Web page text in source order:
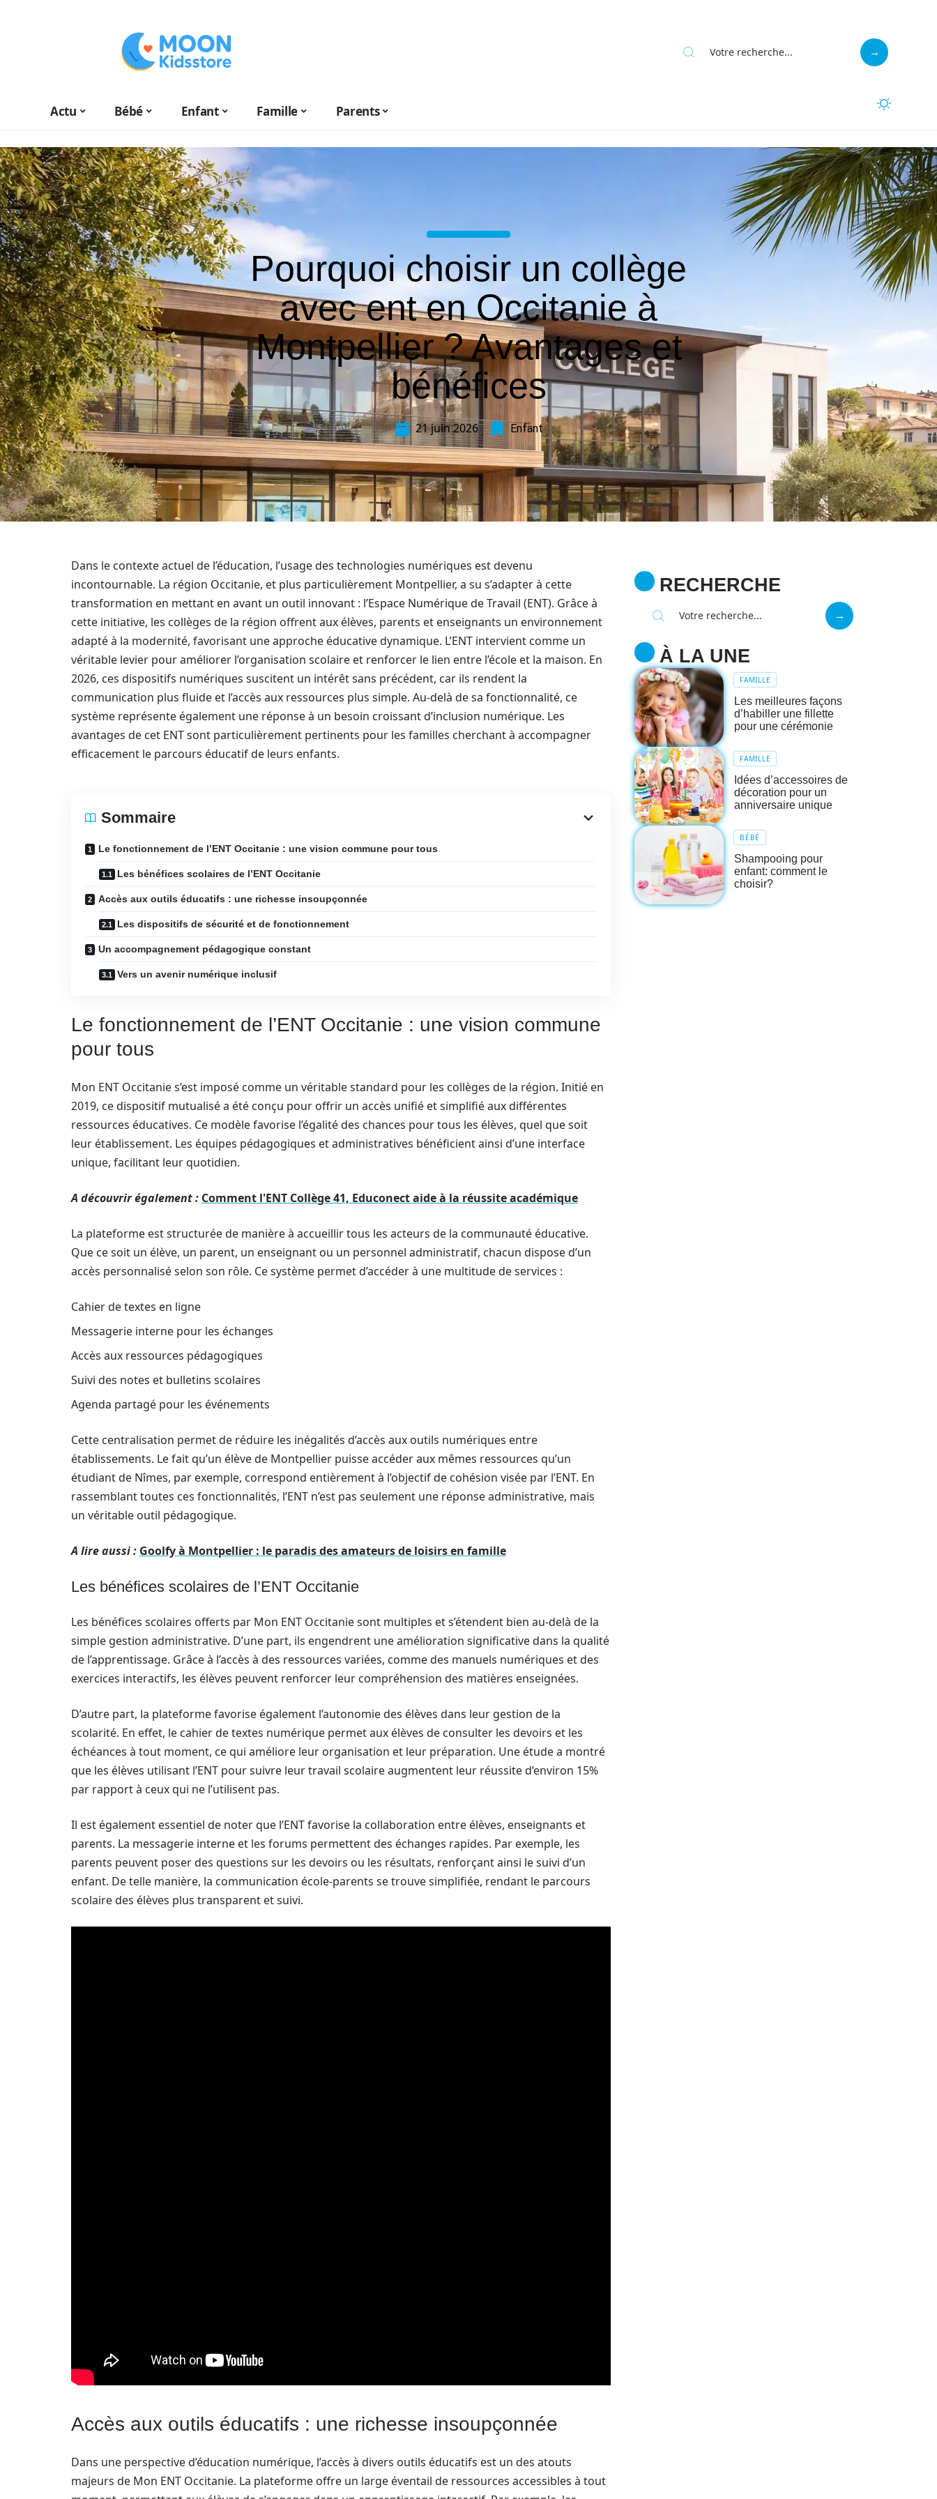
Actu Bébé Enfant Famille Parents
Pourquoi choisir un collège
avec ent en Occitanie à
Montpellier ? Avantages et
bénéfices
21 juin 2026 Enfant
Dans le contexte actuel de l’éducation, l’usage des technologies numériques est devenu
incontournable. La région Occitanie, et plus particulièrement Montpellier, a su s’adapter à cette
transformation en mettant en avant un outil innovant : l’Espace Numérique de Travail (ENT). Grâce à
cette initiative, les collèges de la région offrent aux élèves, parents et enseignants un environnement
adapté à la modernité, favorisant une approche éducative dynamique. L’ENT intervient comme un
véritable levier pour améliorer l’organisation scolaire et renforcer le lien entre l’école et la maison. En
2026, ces dispositifs numériques suscitent un intérêt sans précédent, car ils rendent la
communication plus fluide et l’accès aux ressources plus simple. Au-delà de sa fonctionnalité, ce
système représente également une réponse à un besoin croissant d’inclusion numérique. Les
avantages de cet ENT sont particulièrement pertinents pour les familles cherchant à accompagner
efficacement le parcours éducatif de leurs enfants.
Sommaire
Le fonctionnement de l’ENT Occitanie : une vision commune pour tous
Les bénéfices scolaires de l’ENT Occitanie
Accès aux outils éducatifs : une richesse insoupçonnée
Les dispositifs de sécurité et de fonctionnement
Un accompagnement pédagogique constant
Vers un avenir numérique inclusif
Le fonctionnement de l’ENT Occitanie : une vision commune
pour tous
Mon ENT Occitanie s’est imposé comme un véritable standard pour les collèges de la région. Initié en
2019, ce dispositif mutualisé a été conçu pour offrir un accès unifié et simplifié aux différentes
ressources éducatives. Ce modèle favorise l’égalité des chances pour tous les élèves, quel que soit
leur établissement. Les équipes pédagogiques et administratives bénéficient ainsi d’une interface
unique, facilitant leur quotidien.
A découvrir également : Comment l'ENT Collège 41, Educonect aide à la réussite académique
La plateforme est structurée de manière à accueillir tous les acteurs de la communauté éducative.
Que ce soit un élève, un parent, un enseignant ou un personnel administratif, chacun dispose d’un
accès personnalisé selon son rôle. Ce système permet d’accéder à une multitude de services :
Cahier de textes en ligne
Messagerie interne pour les échanges
Accès aux ressources pédagogiques
Suivi des notes et bulletins scolaires
Agenda partagé pour les événements
Cette centralisation permet de réduire les inégalités d’accès aux outils numériques entre
établissements. Le fait qu’un élève de Montpellier puisse accéder aux mêmes ressources qu’un
étudiant de Nîmes, par exemple, correspond entièrement à l’objectif de cohésion visée par l’ENT. En
rassemblant toutes ces fonctionnalités, l’ENT n’est pas seulement une réponse administrative, mais
un véritable outil pédagogique.
A lire aussi : Goolfy à Montpellier : le paradis des amateurs de loisirs en famille
Les bénéfices scolaires de l’ENT Occitanie
Les bénéfices scolaires offerts par Mon ENT Occitanie sont multiples et s’étendent bien au-delà de la
simple gestion administrative. D’une part, ils engendrent une amélioration significative dans la qualité
de l’apprentissage. Grâce à l’accès à des ressources variées, comme des manuels numériques et des
exercices interactifs, les élèves peuvent renforcer leur compréhension des matières enseignées.
D’autre part, la plateforme favorise également l’autonomie des élèves dans leur gestion de la
scolarité. En effet, le cahier de textes numérique permet aux élèves de consulter les devoirs et les
échéances à tout moment, ce qui améliore leur organisation et leur préparation. Une étude a montré
que les élèves utilisant l’ENT pour suivre leur travail scolaire augmentent leur réussite d’environ 15%
par rapport à ceux qui ne l’utilisent pas.
Il est également essentiel de noter que l’ENT favorise la collaboration entre élèves, enseignants et
parents. La messagerie interne et les forums permettent des échanges rapides. Par exemple, les
parents peuvent poser des questions sur les devoirs ou les résultats, renforçant ainsi le suivi d’un
enfant. De telle manière, la communication école-parents se trouve simplifiée, rendant le parcours
scolaire des élèves plus transparent et suivi.
Accès aux outils éducatifs : une richesse insoupçonnée
Dans une perspective d’éducation numérique, l’accès à divers outils éducatifs est un des atouts
majeurs de Mon ENT Occitanie. La plateforme offre un large éventail de ressources accessibles à tout
RECHERCHE
À LA UNE
FAMILLE
Les meilleures façons
d’habiller une fillette
pour une cérémonie
FAMILLE
Idées d’accessoires de
décoration pour un
anniversaire unique
BÉBÉ
Shampooing pour
enfant: comment le
choisir?